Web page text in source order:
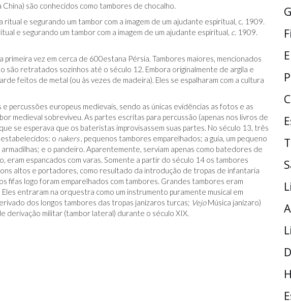
são conhecidos como tambores de chocalho.
e segurando um tambor com a imagem de um ajudante espiritual, c. 1909.
primeira vez em cerca de 600estana Pérsia. Tambores maiores, mencionados
são retratados sozinhos até o século 12. Embora originalmente de argila e
feitos de metal (ou às vezes de madeira). Eles se espalharam com a cultura
percussões europeus medievais, sendo as únicas evidências as fotos e as
medieval sobreviveu. As partes escritas para percussão (apenas nos livros de
se esperava que os bateristas improvisassem suas partes. No século 13, três
o nakers, pequenos tambores emparelhados; a guia, um pequeno
e o pandeiro. Aparentemente, serviam apenas como batedores de
eram espancados com varas. Somente a partir do século 14 os tambores
altos e portadores, como resultado da introdução de tropas de infantaria
fifas logo foram emparelhados com tambores. Grandes tambores eram
entraram na orquestra como um instrumento puramente musical em
dos longos tambores das tropas janízaros turcas; VejoMúsica janízaro)
derivação militar (tambor lateral) durante o século XIX.